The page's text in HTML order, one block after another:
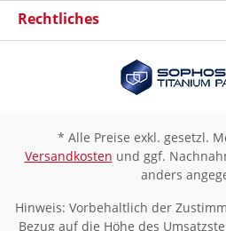
Rechtliches
* Alle Preise exkl. gesetzl.
Versandkosten und ggf.
anders
Hinweis: Vorbehaltlich der
Bezug auf die Höhe des